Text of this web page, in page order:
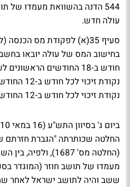
544 הדנה בהשוואת מעמדו של
עולה חדש.
סעיף 35(א) לפקודת מס
נקודת זיכוי לכל חודש ב-12 החודשים שלאחריהם.
החלטה שכותרתה "הגברת חזרתם
(החלטה מס' 1687),
ששב והיה לתושב ישראל לאחר